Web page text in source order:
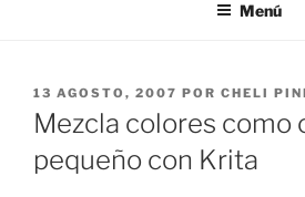
Menú
PUBLICADO
EL
13 AGOSTO, 2007 POR CHELI
Mezcla colores como
pequeño con Krita